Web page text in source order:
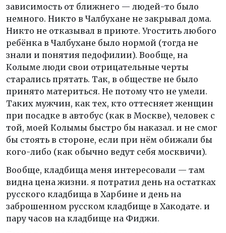
зависимость от ближнего — людей-то было
немного. Никто в Чалбухане не закрывал дома.
Никто не отказывал в приюте. Угостить любого
ребёнка в Чалбухане было нормой (тогда не
знали и понятия педофилии). Вообще, на
Колыме люди свои отрицательные черты
старались прятать. Так, в обществе не было
принято материться. Не потому что не умели.
Таких мужчин, как тех, кто оттесняет женщин
при посадке в автобус (как в Москве), человек с
той, моей Колымы быстро бы наказал. и не смог
бы стоять в стороне, если при нём обижали бы
кого-либо (как обычно ведут себя москвичи).
Вообще, кладбища меня интересовали — там
видна цена жизни. я потратил день на остатках
русского кладбища в Харбине и день на
заброшенном русском кладбище в Хакодате. и
пару часов на кладбище на Фиджи.